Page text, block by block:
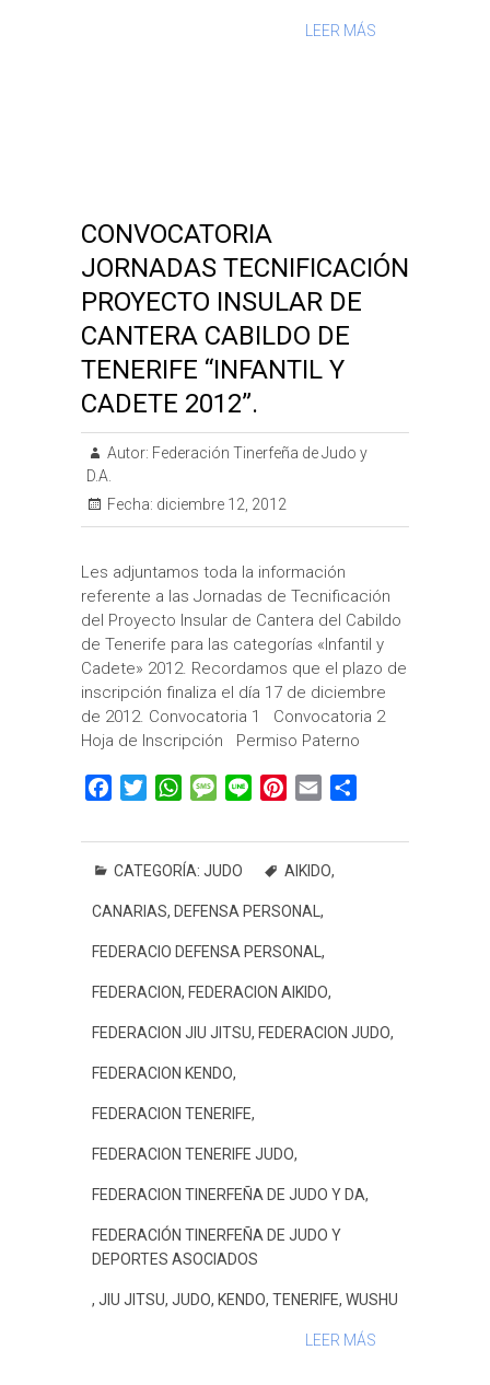
LEER MÁS
CONVOCATORIA
JORNADAS TECNIFICACIÓN
PROYECTO INSULAR DE
CANTERA CABILDO DE
TENERIFE “INFANTIL Y
CADETE 2012”.
Autor: Federación Tinerfeña de Judo y
D.A.
Fecha: diciembre 12, 2012
Les adjuntamos toda la información
referente a las Jornadas de Tecnificación
del Proyecto Insular de Cantera del Cabildo
de Tenerife para las categorías «Infantil y
Cadete» 2012. Recordamos que el plazo de
inscripción finaliza el día 17 de diciembre
de 2012. Convocatoria 1 Convocatoria 2
Hoja de Inscripción Permiso Paterno
c
e
o
o
i
t
e
r
W
a
t
A
p
M
s
s
g
e
n
n
t
r
e
t
a
i
m
CATEGORÍA: JUDO AIKIDO,
CANARIAS, DEFENSA PERSONAL ,
FEDERACIO DEFENSA PERSONAL ,
FEDERACION, FEDERACION AIKIDO,
FEDERACION JIU JITSU, FEDERACION JUDO,
FEDERACION KENDO,
FEDERACION TENERIFE,
FEDERACION TENERIFE JUDO,
FEDERACION TINERFEÑA DE JUDO Y DA,
FEDERACIÓN TINERFEÑA DE JUDO Y
DEPORTES ASOCIADOS
, JIU JITSU, JUDO, KENDO, TENERIFE, WUSHU
LEER MÁS